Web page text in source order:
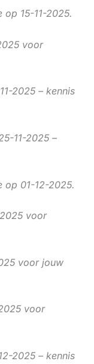
15-11-2025.
voor
2025 – kennis
11-2025 –
op 01-12-2025.
voor
voor jouw
voor
2025 – kennis